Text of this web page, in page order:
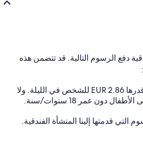
دفع الرسوم التالية. قد تتضمن هذه
تفرض المدينة ضريبة قدرها 2.86 EUR للشخص في الليلة. ولا
دون عمر 18 سنوات/سنة.
التي قدمتها إلينا المنشأة الفندقية.